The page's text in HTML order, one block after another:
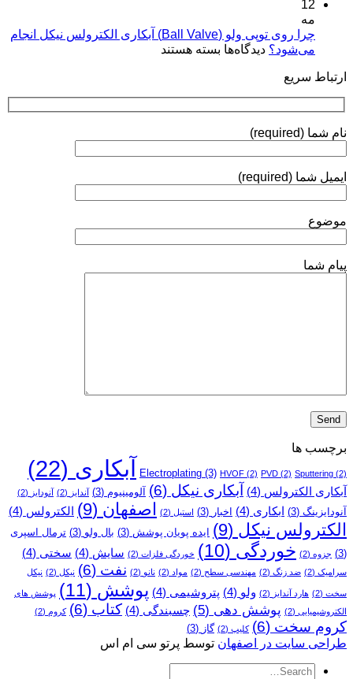
استانداردها
و
Coatings)
12
مه
چرا روی توپی‌ ولو (Ball Valve) آبکاری الکترولس نیکل انجام
می‌شود؟ دیدگاه‌ها برای
ولو
نیکل
بسته هستند
ارتباط سریع
نام شما (required)
ایمیل شما (required)
موضوع
پیام شما
برچسب ها
Electroplating (3) HVOF (2) PVD (2) Sputtering (2) آبکاری (22)
آبکاری الکترولس (4) آبکاری نیکل (6) آلومینیوم (3) آندایز (2) آنودایز (2)
آنودایزینگ (3) ابکاری (4) اخبار (3) استیل (2) اصفهان (9) الکترولس (4)
الکترولس نیکل (9) ایده پویان پوشش (3) بال ولو (3)
ترمال اسپری
(3)
جزوه (2) خوردگی (10) خوردگی فلزات (2) سایش (4) سختی (4)
سرامیک (2) ضد زنگ (2) مهندسی سطح (2) مواد (2) نانو (2) نفت (6) نیکل (2) نیکل
سخت (2) هارد آندایز (2) ولو (4) پتروشیمی (4) پوشش (11)
پوشش­ های
الکتروشیمیایی (2) پوشش دهی (5) چسبندگی (4) کتاب (6) کروم (2)
کروم سخت (6) کلیپ (2) گاز (3)
طراحی سایت در اصفهان توسط پرتو سی ام اس